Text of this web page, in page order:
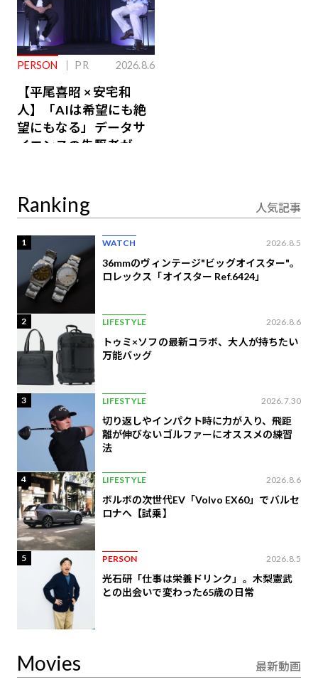
PERSON PR 2026.8.6
【平尾喜昭 × 安宅和
人】「AIは希望にも絶
望にもなる」データサ
イエンスの先駆者が語
Ranking 人気記事
1 WATCH 2026.8.5
36mmのヴィンテージ"ビッグオイスター"。
ロレックス「オイスター Ref.6424」
2 LIFESTYLE 2026.8.6
トゥミ×ソフの最新コラボ、大人が持ちたい
万能バッグ
3 LIFESTYLE 2026.7.30
切り返しやインパクト時に力が入り、飛距
離が伸びないゴルファーにオススメの練習
法
4 LIFESTYLE 2026.8.6
ボルボの次世代EV「Volvo EX60」でバルセ
ロナへ【試乗】
5 PERSON 2026.8.5
光石研「仕事は栄養ドリンク」。木梨憲武
との出会いで変わった65歳の日常
Movies 最新動画